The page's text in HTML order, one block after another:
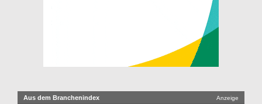
Aus dem Branchenindex Anzeige